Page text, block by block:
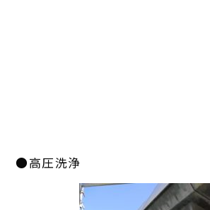
●高圧洗浄